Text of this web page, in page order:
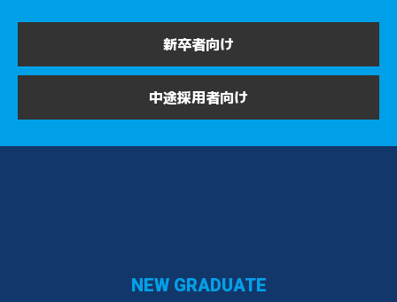
新卒者向け
中途採用者向け
NEW GRADUATE